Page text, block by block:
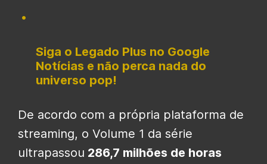
Siga o Legado Plus no Google
Notícias e não perca nada do
universo pop!
De acordo com a própria plataforma de
streaming, o Volume 1 da série
ultrapassou 286,7 milhões de horas